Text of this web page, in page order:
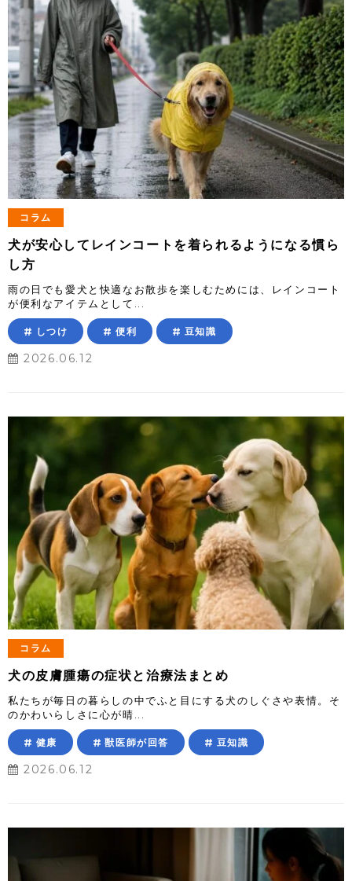
コラム
犬が安心してレインコートを着られるようになる慣ら
し方
雨の日でも愛犬と快適なお散歩を楽しむためには、レインコート
が便利なアイテムとして...
しつけ 便利 豆知識
2026.06.12
コラム
犬の皮膚腫瘍の症状と治療法まとめ
私たちが毎日の暮らしの中でふと目にする犬のしぐさや表情。そ
のかわいらしさに心が晴...
健康 獣医師が回答 豆知識
2026.06.12